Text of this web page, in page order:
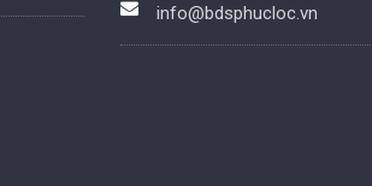
info@bdsphucloc.vn